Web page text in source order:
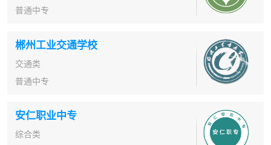
普通中专
郴州工业交通学校
交通类
普通中专
安仁职业中专
综合类